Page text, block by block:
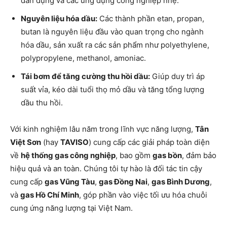
Nguyên liệu hóa dầu: Các thành phần etan, propan,
butan là nguyên liệu đầu vào quan trọng cho ngành
hóa dầu, sản xuất ra các sản phẩm như polyethylene,
polypropylene, methanol, amoniac.
Tái bơm để tăng cường thu hồi dầu: Giúp duy trì áp
suất vỉa, kéo dài tuổi thọ mỏ dầu và tăng tổng lượng
dầu thu hồi.
Với kinh nghiệm lâu năm trong lĩnh vực năng lượng, Tân
Việt Sơn (hay TAVISO) cung cấp các giải pháp toàn diện
về hệ thống gas công nghiệp, bao gồm gas bồn, đảm bảo
hiệu quả và an toàn. Chúng tôi tự hào là đối tác tin cậy
cung cấp gas Vũng Tàu, gas Đồng Nai, gas Bình Dương,
và gas Hồ Chí Minh, góp phần vào việc tối ưu hóa chuỗi
cung ứng năng lượng tại Việt Nam.